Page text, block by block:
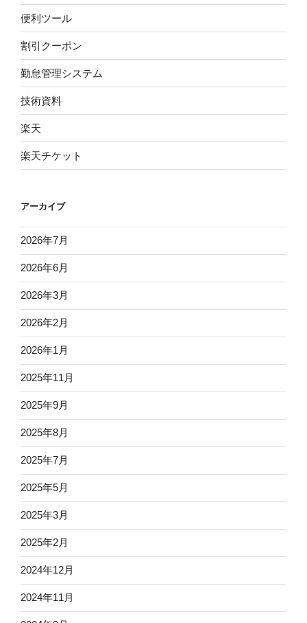
便利ツール
割引クーポン
勤怠管理システム
技術資料
楽天
楽天チケット
アーカイブ
2026年7月
2026年6月
2026年3月
2026年2月
2026年1月
2025年11月
2025年9月
2025年8月
2025年7月
2025年5月
2025年3月
2025年2月
2024年12月
2024年11月